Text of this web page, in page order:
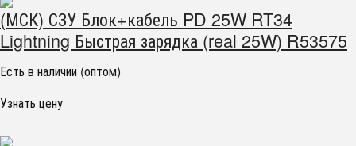
(МСК) СЗУ Блок+кабель PD 25W RT34
Lightning Быстрая зарядка (real 25W) R53575
Есть в наличии (оптом)
Узнать цену